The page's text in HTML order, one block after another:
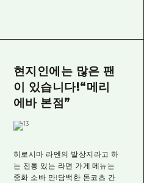
현지인에는 많은 팬
이 있습니다!“메리
에바 본점”
히로시마 라멘의 발상지라고 하
는 전통 있는 라면 가게.메뉴는
중화 소바 만!담백한 돈코츠 간